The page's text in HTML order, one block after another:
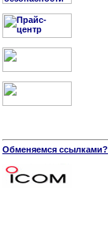
Обменяемся ссылками?